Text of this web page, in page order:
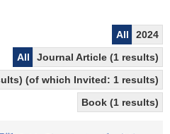
All
2024
All
Journal Article (1 results)
(of which Invited: 1 results)
Book (1 results)